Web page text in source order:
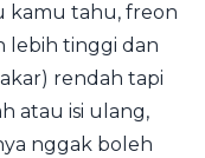
kamu tahu, freon
lebih tinggi dan
rendah tapi
atau isi ulang,
nggak boleh